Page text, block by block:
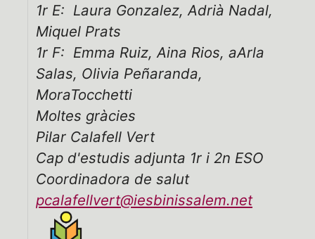
1r E: Laura Gonzalez, Adrià Nadal,
Miquel Prats
1r F: Emma Ruiz, Aina Rios, aArla
Salas, Olivia Peñaranda,
MoraTocchetti
Moltes gràcies
Pilar Calafell Vert
Cap d'estudis adjunta 1r i 2n ESO
Coordinadora de salut
pcalafellvert@iesbinissalem.net